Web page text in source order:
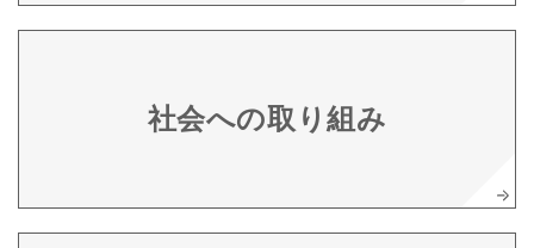
社会への取り組み